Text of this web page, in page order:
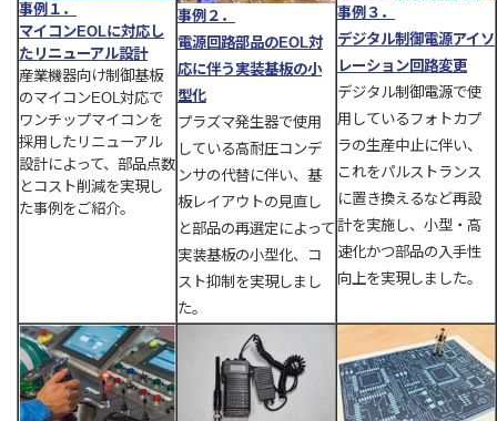
事例１．
マイコンEOLに対応し
たリニューアル設計
産業機器向け制御基板
のマイコンEOL対応で
ワンチップマイコンを
採用したリニューアル
設計によって、部品点数
とコスト削減を実現し
た事例をご紹介。
事例２．
電源回路部品のEOL対
応に伴う実装基板の小
型化
プラズマ発生器で使用
している高耐圧コンデ
ンサの代替に伴い、基
板レイアウトの見直し
と部品の再選定によって
実装基板の小型化、コ
スト抑制を実現しまし
た。
事例３．
デジタル制御電源アイソ
レーション回路変更
デジタル制御電源で使
用しているフォトカプ
ラの生産中止に伴い、
これをパルストランス
に置き換えるなど再設
計を実施し、小型・高
速化かつ部品の入手性
向上を実現しました。